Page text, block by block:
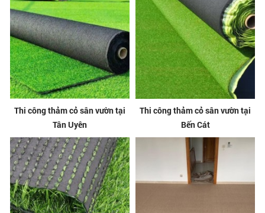
Thi công thảm cỏ sân vườn tại
Tân Uyên
Thi công thảm cỏ sân vườn tại
Bến Cát